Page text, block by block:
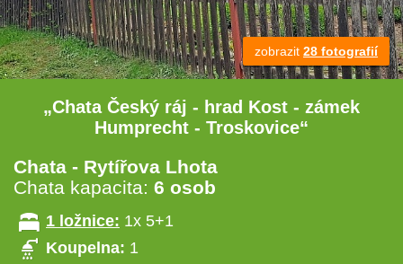
zobrazit 28 fotografií
„Chata Český ráj - hrad Kost - zámek
Humprecht - Troskovice“
Chata - Rytířova Lhota
Chata kapacita: 6 osob
1 ložnice: 1x 5+1
Koupelna: 1